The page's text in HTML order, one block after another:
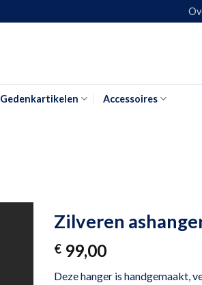
Gedenkartikelen Accessoires
Zilveren
€ 99,00
Deze hanger is handgemaakt,